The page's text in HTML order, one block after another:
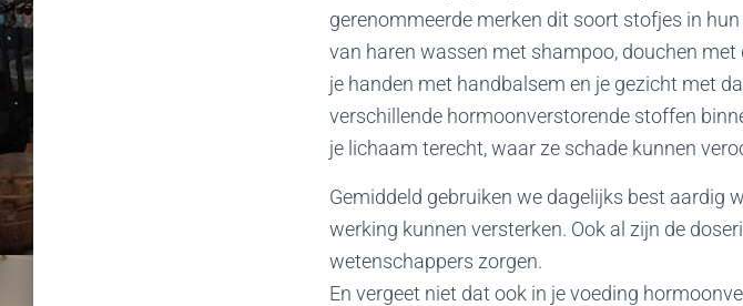
gerenommeerde merken dit soort stofjes in
van haren wassen met shampoo, douchen
je handen met handbalsem en je gezicht met
verschillende hormoonverstorende stoffen
je lichaam terecht, waar ze schade kunnen
Gemiddeld gebruiken we dagelijks best aardig
werking kunnen versterken. Ook al zijn de
wetenschappers zorgen.
En vergeet niet dat ook in je voeding